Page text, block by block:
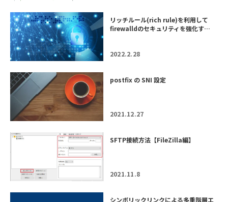
リッチルール(rich rule)を利用して
firewalldのセキュリティを強化す…
2022.2.28
postfix の SNI 設定
2021.12.27
SFTP接続方法【FileZilla編】
2021.11.8
シンボリックリンクによる多重階層エ